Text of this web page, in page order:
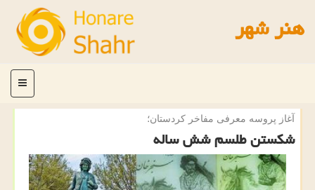
هنر شهر
منو
آغاز پروسه معرفی مفاخر كردستان؛
شكستن طلسم شش ساله